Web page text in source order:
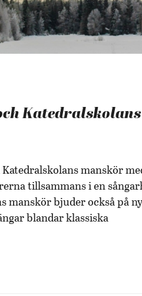
Katedralskolans
manskör
tillsammans i en
manskör bjuder också på
blandar klassiska